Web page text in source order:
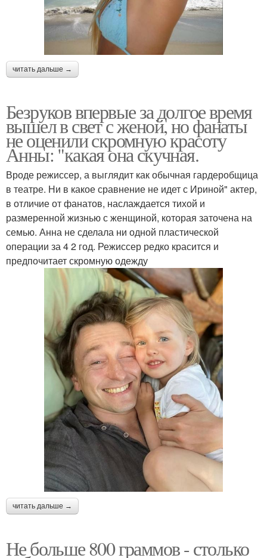
читать дальше →
Безруков впервые за долгое время
вышел в свет с женой, но фанаты
не оценили скромную красоту
Анны: "какая она скучная.
Вроде режиссер, а выглядит как обычная гардеробщица
в театре. Ни в какое сравнение не идет с Ириной" актер,
в отличие от фанатов, наслаждается тихой и
размеренной жизнью с женщиной, которая заточена на
семью. Анна не сделала ни одной пластической
операции за 4 2 год. Режиссер редко красится и
предпочитает скромную одежду
читать дальше →
Не больше 800 граммов - столько